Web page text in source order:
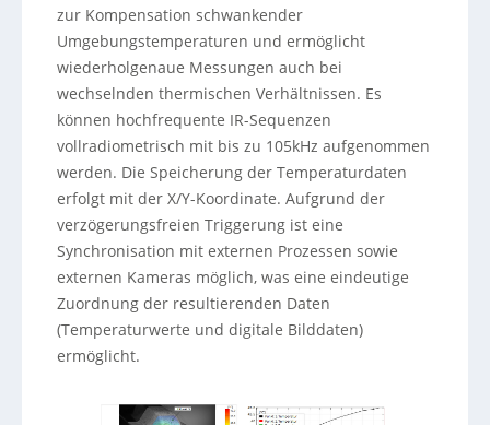
zur Kompensation schwankender
Umgebungstemperaturen und ermöglicht
wiederholgenaue Messungen auch bei
wechselnden thermischen Verhältnissen. Es
können hochfrequente IR-Sequenzen
vollradiometrisch mit bis zu 105kHz aufgenommen
werden. Die Speicherung der Temperaturdaten
erfolgt mit der X/Y-Koordinate. Aufgrund der
verzögerungsfreien Triggerung ist eine
Synchronisation mit externen Prozessen sowie
externen Kameras möglich, was eine eindeutige
Zuordnung der resultierenden Daten
(Temperaturwerte und digitale Bilddaten)
ermöglicht.